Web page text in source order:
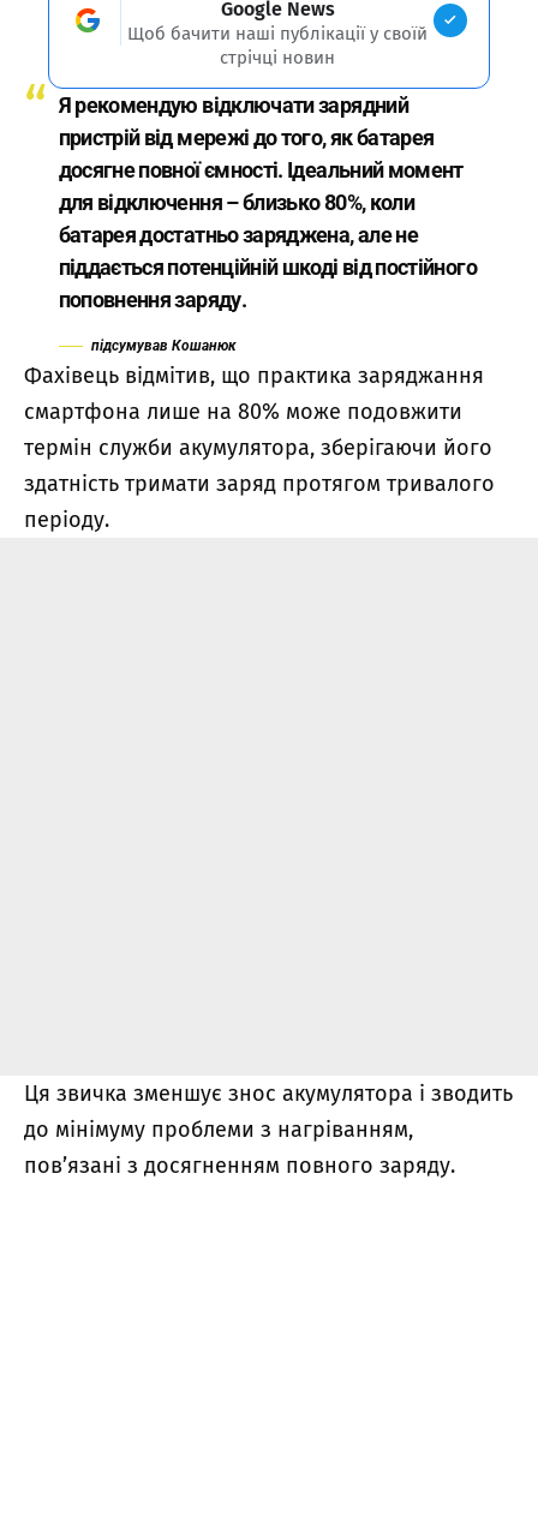
Google News
Щоб бачити наші публікації у своїй
стрічці новин
Я рекомендую відключати зарядний
пристрій від мережі до того, як батарея
досягне повної ємності. Ідеальний момент
для відключення – близько 80%, коли
батарея достатньо заряджена, але не
піддається потенційній шкоді від постійного
поповнення заряду.
підсумував Кошанюк
Фахівець відмітив, що практика заряджання
смартфона лише на 80% може подовжити
термін служби акумулятора, зберігаючи його
здатність тримати заряд протягом тривалого
періоду.
Ця звичка зменшує знос акумулятора і зводить
до мінімуму проблеми з нагріванням,
пов’язані з досягненням повного заряду.